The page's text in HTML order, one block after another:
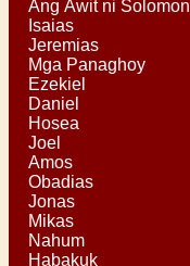
Ang Awit ni Solomon
Isaias
Jeremias
Mga Panaghoy
Ezekiel
Daniel
Hosea
Joel
Amos
Obadias
Jonas
Mikas
Nahum
Habakuk